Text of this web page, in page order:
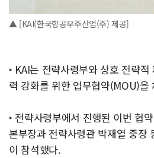
▲ [KAI(한국항공우주산업(주) 제공]
‣ KAI는 전략사령부와 상호 전략
력 강화를 위한 업무협약(MOU)을
‣ 전략사령부에서 진행된 이번 협
본부장과 전략사령관 박재열 중장
이 참석했다.